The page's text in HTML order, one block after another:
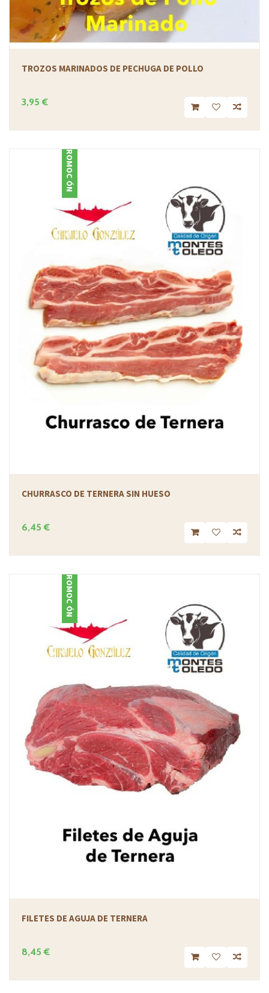
TROZOS MARINADOS DE PECHUGA DE POLLO
3,95 €
PROMOCIÓN
CHURRASCO DE TERNERA SIN HUESO
6,45 €
PROMOCIÓN
FILETES DE AGUJA DE TERNERA
8,45 €